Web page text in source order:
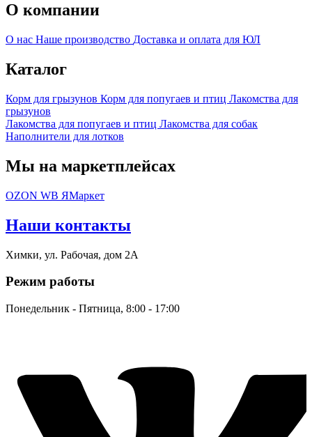
О компании
О нас Наше производство Доставка и оплата для ЮЛ
Каталог
Корм для грызунов Корм для попугаев и птиц Лакомства для
грызунов
Лакомства для попугаев и птиц Лакомства для собак
Наполнители для лотков
Мы на маркетплейсах
OZON WB ЯМаркет
Наши контакты
Химки, ул. Рабочая, дом 2А
Режим работы
Понедельник - Пятница, 8:00 - 17:00